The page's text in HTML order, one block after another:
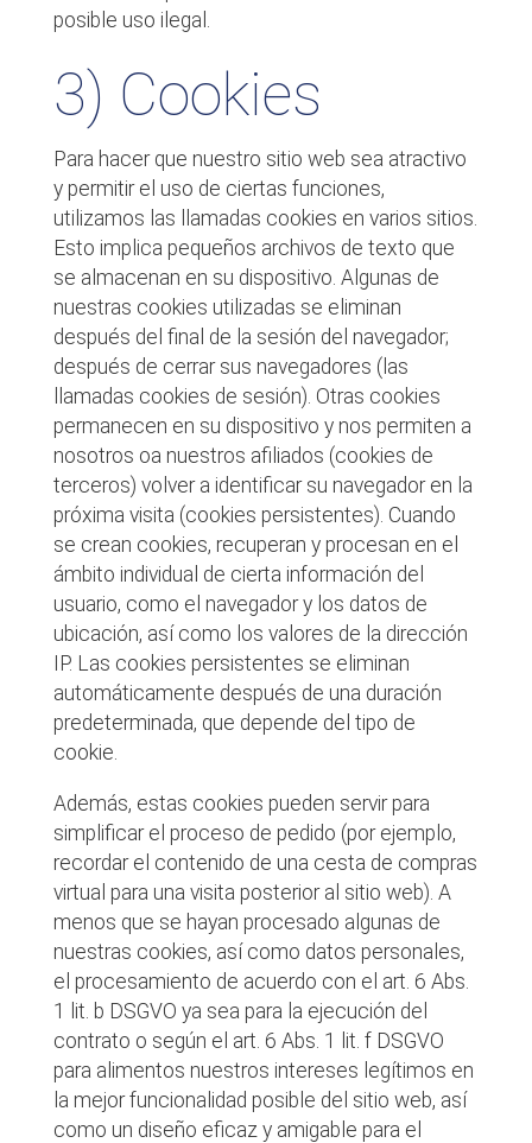
posible uso ilegal.
3) Cookies
Para hacer que nuestro sitio web sea atractivo
y permitir el uso de ciertas funciones,
utilizamos las llamadas cookies en varios sitios.
Esto implica pequeños archivos de texto que
se almacenan en su dispositivo. Algunas de
nuestras cookies utilizadas se eliminan
después del final de la sesión del navegador;
después de cerrar sus navegadores (las
llamadas cookies de sesión). Otras cookies
permanecen en su dispositivo y nos permiten a
nosotros oa nuestros afiliados (cookies de
terceros) volver a identificar su navegador en la
próxima visita (cookies persistentes). Cuando
se crean cookies, recuperan y procesan en el
ámbito individual de cierta información del
usuario, como el navegador y los datos de
ubicación, así como los valores de la dirección
IP. Las cookies persistentes se eliminan
automáticamente después de una duración
predeterminada, que depende del tipo de
cookie.
Además, estas cookies pueden servir para
simplificar el proceso de pedido (por ejemplo,
recordar el contenido de una cesta de compras
virtual para una visita posterior al sitio web). A
menos que se hayan procesado algunas de
nuestras cookies, así como datos personales,
el procesamiento de acuerdo con el art. 6 Abs.
1 lit. b DSGVO ya sea para la ejecución del
contrato o según el art. 6 Abs. 1 lit. f DSGVO
para alimentos nuestros intereses legítimos en
la mejor funcionalidad posible del sitio web, así
como un diseño eficaz y amigable para el